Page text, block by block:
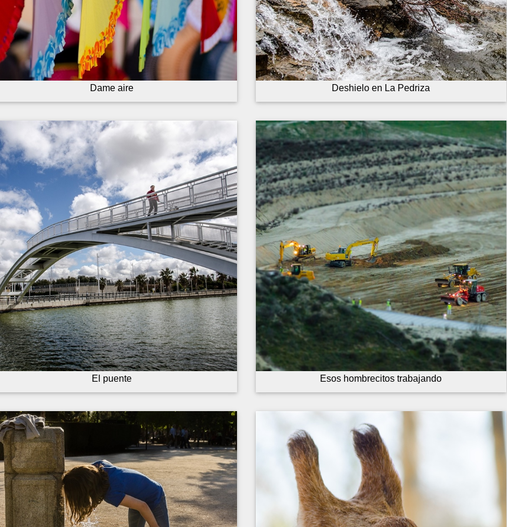
Dame aire Deshielo en La Pedriza
El puente Esos hombrecitos trabajando